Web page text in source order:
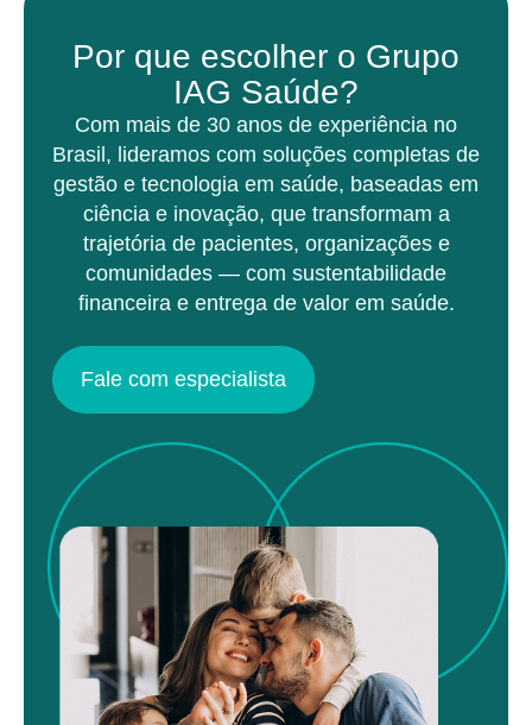
Por que escolher o Grupo
IAG Saúde?
Com mais de 30 anos de experiência no
Brasil, lideramos com soluções completas de
gestão e tecnologia em saúde, baseadas em
ciência e inovação, que transformam a
trajetória de pacientes, organizações e
comunidades — com sustentabilidade
financeira e entrega de valor em saúde.
Fale com especialista